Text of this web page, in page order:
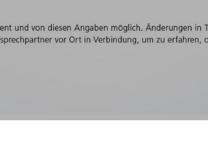
alle Prozesse rund um das Laserschneiden – so sinken Ihre